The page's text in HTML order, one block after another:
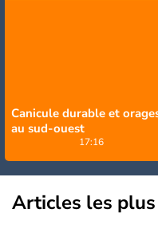
Canicule durable et
au sud-ouest
17:16
Articles les